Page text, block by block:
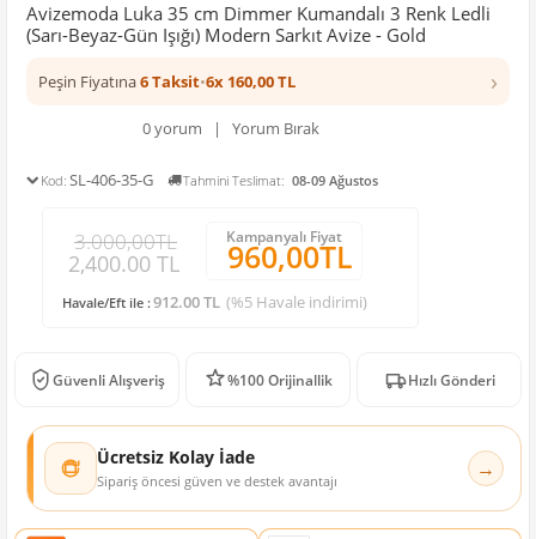
Avizemoda Luka 35 cm Dimmer Kumandalı 3 Renk Ledli
(Sarı-Beyaz-Gün Işığı) Modern Sarkıt Avize - Gold
Peşin Fiyatına6 Taksit•6x 160,00 TL ›
0 yorum | Yorum Bırak
Kod: SL-406-35-G Tahmini Teslimat: 08-09 Ağustos
3.000,00TL
2,400.00 TL
Kampanyalı Fiyat
960,00TL
Havale/Eft ile :912.00 TL (%5 Havale indirimi)
Güvenli Alışveriş %100 Orijinallik Hızlı Gönderi
Ücretsiz Kolay İade
Sipariş öncesi güven ve destek avantajı →